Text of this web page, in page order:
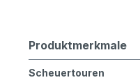
Produktmerkmale
Scheuertouren